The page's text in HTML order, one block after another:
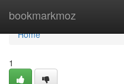
bookmarkmoz
Home
Home
1